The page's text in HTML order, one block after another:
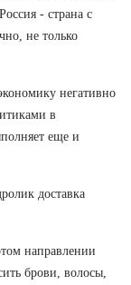
- страна с
не только
негативно
в
еще и
доставка
направлении
брови, волосы,